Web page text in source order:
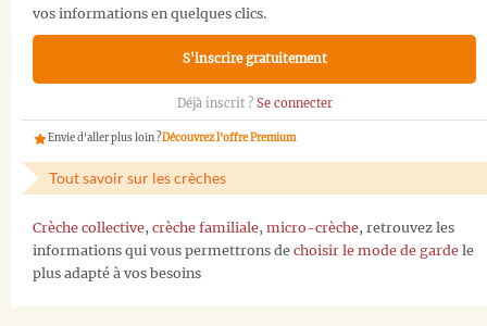
vos informations en quelques clics.
S'inscrire gratuitement
Déjà inscrit ? Se connecter
Envie d'aller plus loin ?Découvrez l'offre Premium
Tout savoir sur les crèches
Crèche collective, crèche familiale, micro-crèche, retrouvez les
informations qui vous permettrons de choisir le mode de garde le
plus adapté à vos besoins